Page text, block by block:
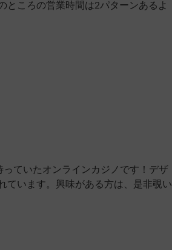
ところの営業時間は2パターンあるよ
ていたオンラインカジノです！デザ
ています。興味がある方は、是非覗い